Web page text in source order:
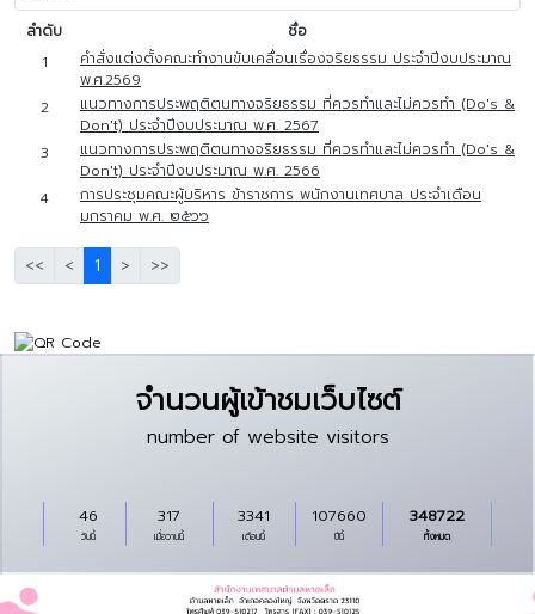
ลำดับ
ชื่อ
1
คำสั่งแต่งตั้งคณะทำงานขับเคลื่อนเรื่องจริยธรรม ประจำปีงบประมาณ
พ.ศ.2569
2
แนวทางการประพฤติตนทางจริยธรรม ที่ควรทำและไม่ควรทำ (Do's &
Don't) ประจำปีงบประมาณ พ.ศ. 2567
3
แนวทางการประพฤติตนทางจริยธรรม ที่ควรทำและไม่ควรทำ (Do's &
Don't) ประจำปีงบประมาณ พ.ศ. 2566
4
การประชุมคณะผู้บริหาร ข้าราชการ พนักงานเทศบาล ประจําเดือน
มกราคม พ.ศ. ๒๕๖๖
<< < 1 > >>
จำนวนผู้เข้าชมเว็บไซต์
number of website visitors
วันนี้
46
เมื่อวานนี้
317
เดือนนี้
3341
ปีนี้
107660
ทั้งหมด
348722